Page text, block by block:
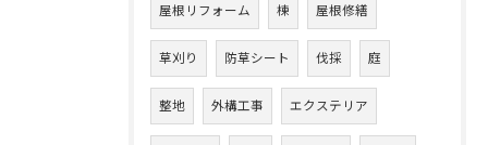
屋根リフォーム 棟 屋根修繕
草刈り 防草シート 伐採 庭
整地 外構工事 エクステリア